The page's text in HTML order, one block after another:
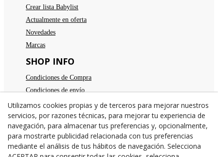
Crear lista Babylist
Actualmente en oferta
Novedades
Marcas
SHOP INFO
Condiciones de Compra
Condiciones de envío
Devoluciones
Aviso legal
Política de privacidad
Política de cookies
Utilizamos cookies propias y de terceros para mejorar nuestros
servicios, por razones técnicas, para mejorar tu experiencia de
navegación, para almacenar tus preferencias y, opcionalmente,
para mostrarte publicidad relacionada con tus preferencias
mediante el análisis de tus hábitos de navegación. Selecciona